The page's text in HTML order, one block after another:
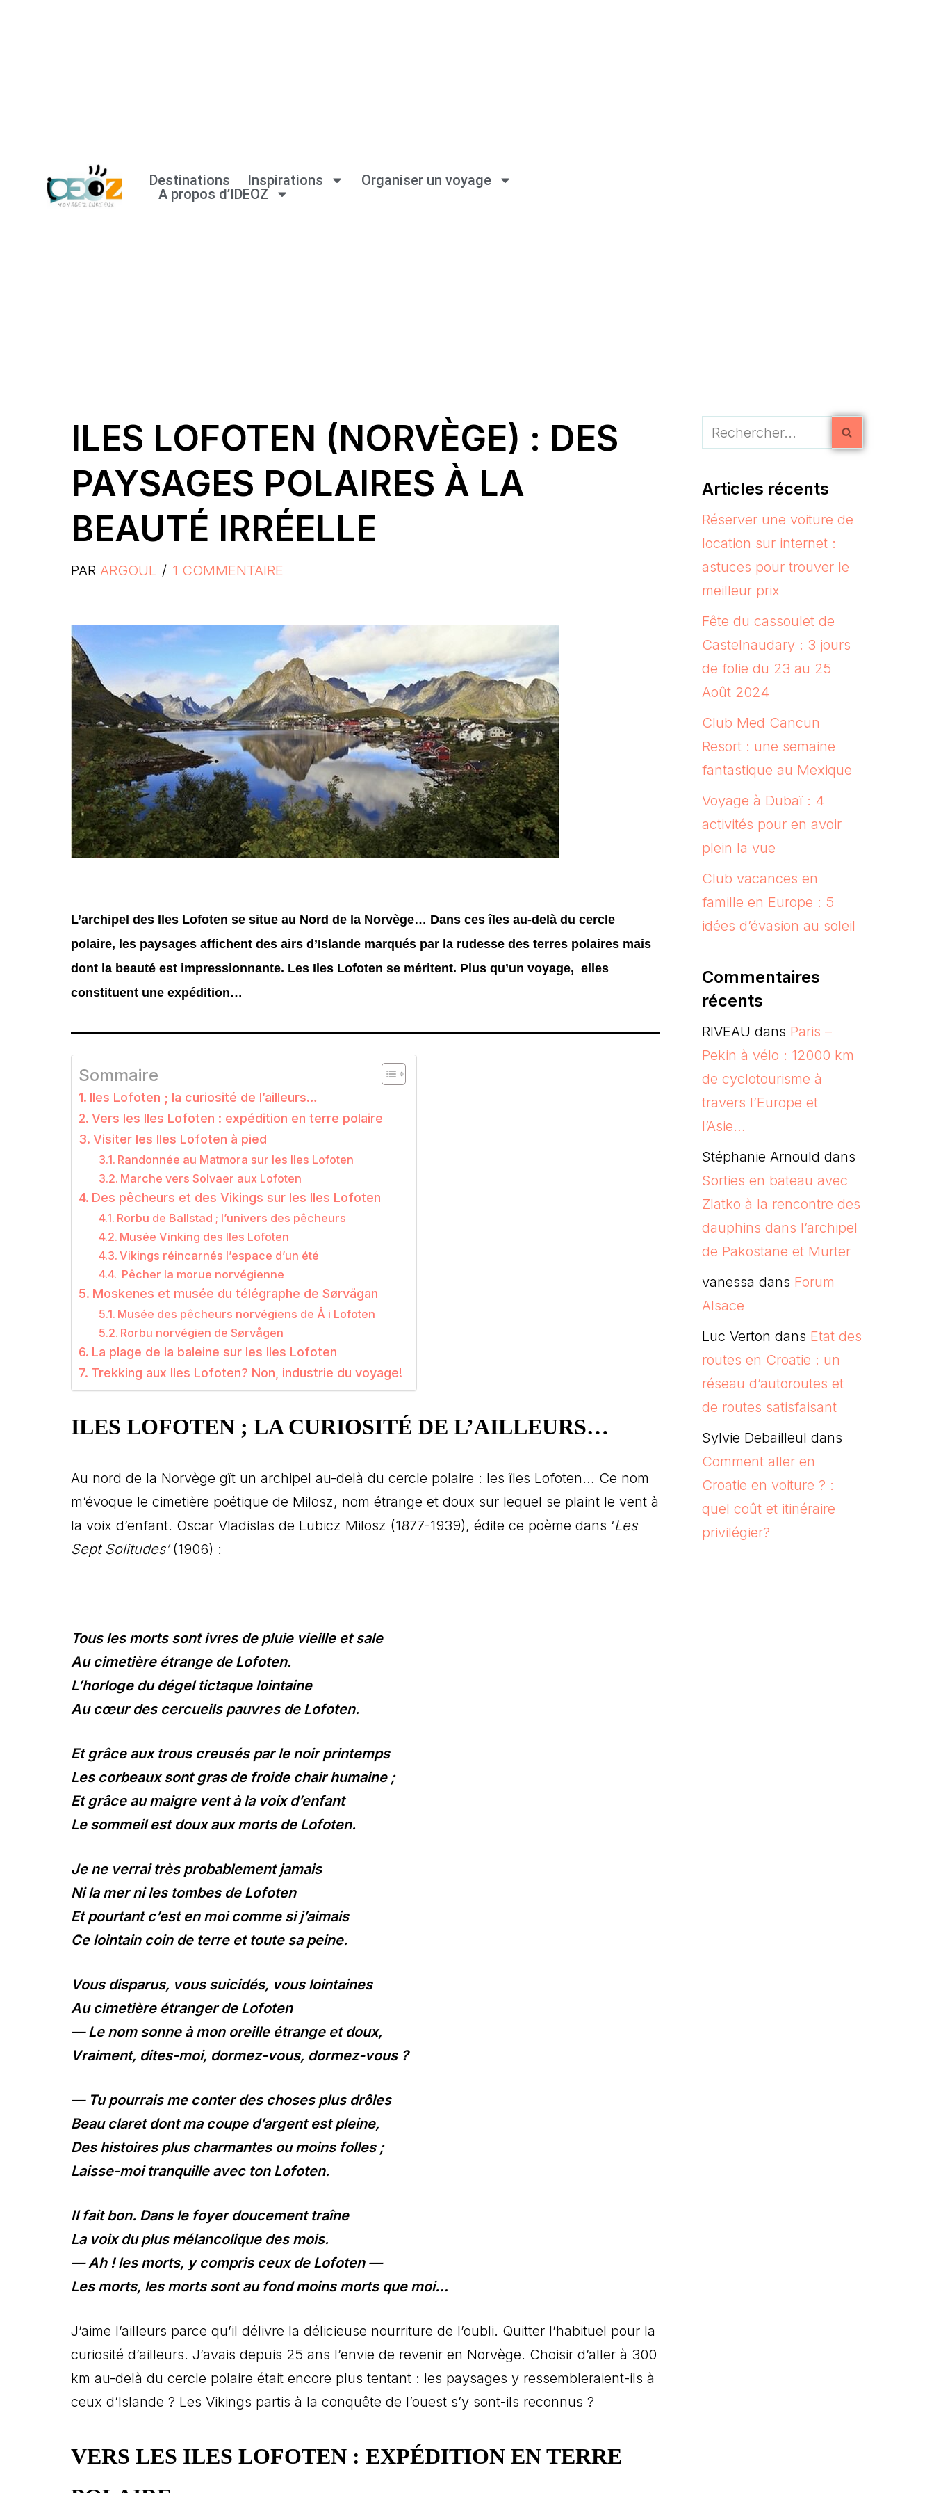
Destinations Inspirations
Organiser un voyage
A propos d’IDEOZ
ILES LOFOTEN (NORVÈGE) : DES
PAYSAGES POLAIRES À LA
BEAUTÉ IRRÉELLE
PAR ARGOUL 1 COMMENTAIRE
L’archipel des Iles Lofoten se situe au Nord de la Norvège… Dans ces îles au-delà du cercle
polaire, les paysages affichent des airs d’Islande marqués par la rudesse des terres polaires mais
dont la beauté est impressionnante. Les Iles Lofoten se méritent. Plus qu’un voyage, elles
constituent une expédition…
Sommaire
Iles Lofoten ; la curiosité de l’ailleurs…
Vers les Iles Lofoten : expédition en terre polaire
Visiter les Iles Lofoten à pied
Randonnée au Matmora sur les Iles Lofoten
Marche vers Solvaer aux Lofoten
Des pêcheurs et des Vikings sur les Iles Lofoten
Rorbu de Ballstad ; l’univers des pêcheurs
Musée Vinking des Iles Lofoten
Vikings réincarnés l’espace d’un été
Pêcher la morue norvégienne
Moskenes et musée du télégraphe de Sørvågan
Musée des pêcheurs norvégiens de Å i Lofoten
Rorbu norvégien de Sørvågen
La plage de la baleine sur les Iles Lofoten
Trekking aux Iles Lofoten? Non, industrie du voyage!
ILES LOFOTEN ; LA CURIOSITÉ DE L’AILLEURS…
Au nord de la Norvège gît un archipel au-delà du cercle polaire : les îles Lofoten… Ce nom
m’évoque le cimetière poétique de Milosz, nom étrange et doux sur lequel se plaint le vent à
la voix d’enfant. Oscar Vladislas de Lubicz Milosz (1877-1939), édite ce poème dans ‘Les
Sept Solitudes’(1906) :
Tous les morts sont ivres de pluie vieille et sale
Au cimetière étrange de Lofoten.
L’horloge du dégel tictaque lointaine
Au cœur des cercueils pauvres de Lofoten.
Et grâce aux trous creusés par le noir printemps
Les corbeaux sont gras de froide chair humaine ;
Et grâce au maigre vent à la voix d’enfant
Le sommeil est doux aux morts de Lofoten.
Je ne verrai très probablement jamais
Ni la mer ni les tombes de Lofoten
Et pourtant c’est en moi comme si j’aimais
Ce lointain coin de terre et toute sa peine.
Vous disparus, vous suicidés, vous lointaines
Au cimetière étranger de Lofoten
— Le nom sonne à mon oreille étrange et doux,
Vraiment, dites-moi, dormez-vous, dormez-vous ?
— Tu pourrais me conter des choses plus drôles
Beau claret dont ma coupe d’argent est pleine,
Des histoires plus charmantes ou moins folles ;
Laisse-moi tranquille avec ton Lofoten.
Il fait bon. Dans le foyer doucement traîne
La voix du plus mélancolique des mois.
— Ah ! les morts, y compris ceux de Lofoten —
Les morts, les morts sont au fond moins morts que moi…
J’aime l’ailleurs parce qu’il délivre la délicieuse nourriture de l’oubli. Quitter l’habituel pour la
curiosité d’ailleurs. J’avais depuis 25 ans l’envie de revenir en Norvège. Choisir d’aller à 300
km au-delà du cercle polaire était encore plus tentant : les paysages y ressembleraient-ils à
ceux d’Islande ? Les Vikings partis à la conquête de l’ouest s’y sont-ils reconnus ?
VERS LES ILES LOFOTEN : EXPÉDITION EN TERRE
Articles récents
Réserver une voiture de
location sur internet :
astuces pour trouver le
meilleur prix
Fête du cassoulet de
Castelnaudary : 3 jours
de folie du 23 au 25
Août 2024
Club Med Cancun
Resort : une semaine
fantastique au Mexique
Voyage à Dubaï : 4
activités pour en avoir
plein la vue
Club vacances en
famille en Europe : 5
idées d’évasion au soleil
Commentaires
récents
RIVEAU dans Paris –
Pekin à vélo : 12000 km
de cyclotourisme à
travers l’Europe et
l’Asie…
Stéphanie Arnould dans
Sorties en bateau avec
Zlatko à la rencontre des
dauphins dans l’archipel
de Pakostane et Murter
vanessa dans Forum
Alsace
Luc Verton dans Etat des
routes en Croatie : un
réseau d’autoroutes et
de routes satisfaisant
Sylvie Debailleul dans
Comment aller en
Croatie en voiture ? :
quel coût et itinéraire
privilégier?